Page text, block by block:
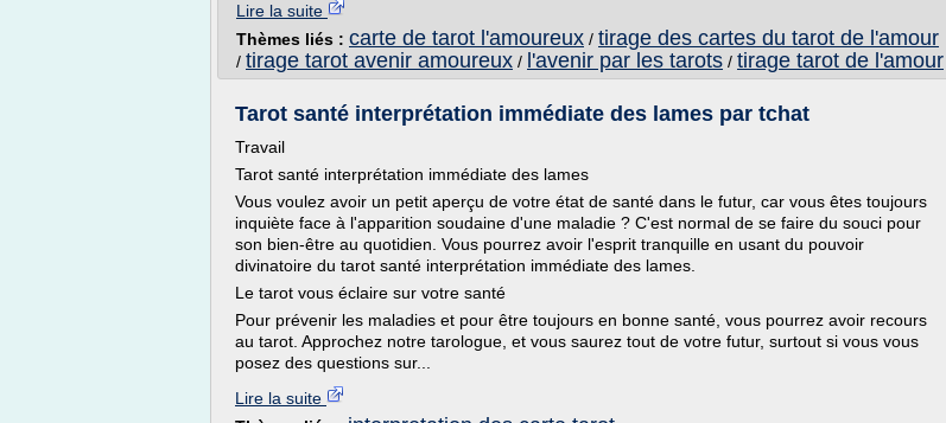
Lire la suite
Thèmes liés : carte de tarot l'amoureux / tirage des cartes du tarot de l'amour
/ tirage tarot avenir amoureux / l'avenir par les tarots / tirage tarot de l'amour
Tarot santé interprétation immédiate des lames par tchat
Travail
Tarot santé interprétation immédiate des lames
Vous voulez avoir un petit aperçu de votre état de santé dans le futur, car vous êtes toujours
inquiète face à l'apparition soudaine d'une maladie ? C'est normal de se faire du souci pour
son bien-être au quotidien. Vous pourrez avoir l'esprit tranquille en usant du pouvoir
divinatoire du tarot santé interprétation immédiate des lames.
Le tarot vous éclaire sur votre santé
Pour prévenir les maladies et pour être toujours en bonne santé, vous pourrez avoir recours
au tarot. Approchez notre tarologue, et vous saurez tout de votre futur, surtout si vous vous
posez des questions sur...
Lire la suite